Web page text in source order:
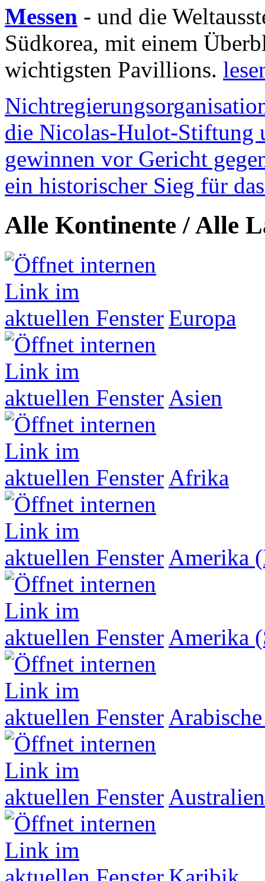
Messen - und die
Südkorea, mit einem
wichtigsten Pavillions.
die Nicolas-Hulot-Stiftung
gewinnen vor Gericht
ein historischer Sieg für
Alle Kontinente / Alle
Europa
Asien
Afrika
Amerika
Amerika
Australien